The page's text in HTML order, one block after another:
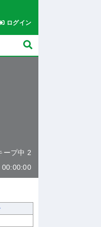
ログイン
ープ中 2
00:00:00